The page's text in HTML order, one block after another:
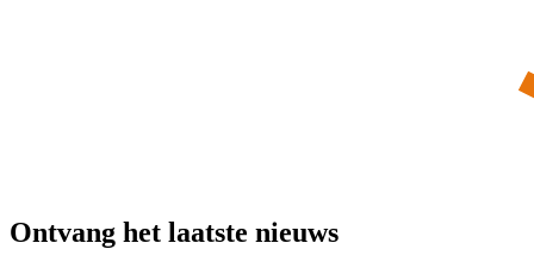
Ontvang het laatste nieuws